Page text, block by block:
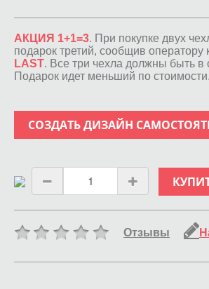
АКЦИЯ 1+1=3. При покупке двух
подарок третий, сообщив оператору
LAST. Все три чехла должны быть в
Подарок идет меньший по стоимости.
СОЗДАТЬ ДИЗАЙН
Отзывы